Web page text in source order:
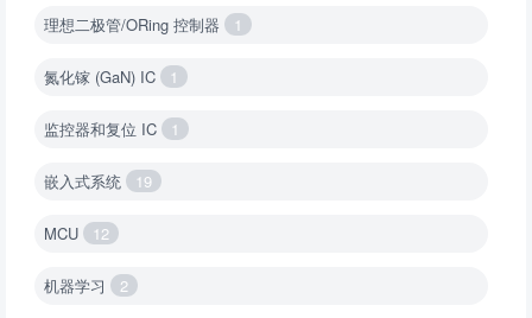
理想二极管/ORing 控制器 1
氮化镓 (GaN) IC 1
监控器和复位 IC 1
嵌入式系统 19
MCU 12
机器学习 2